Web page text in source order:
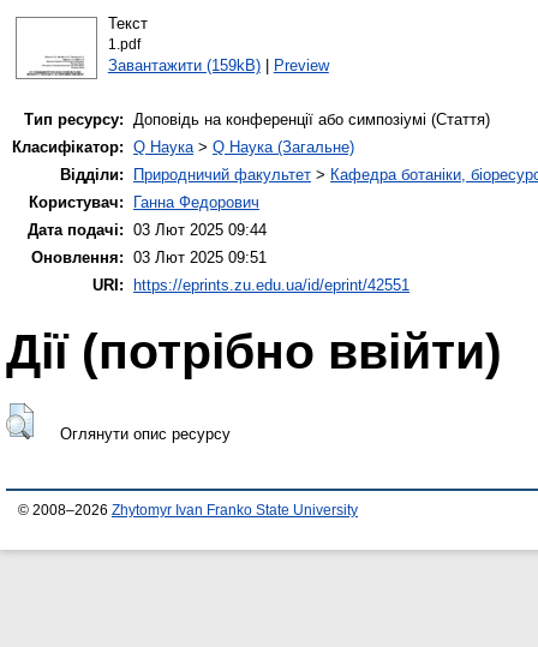
Текст
1.pdf
Завантажити (159kB)| Preview
Тип ресурсу: Доповідь на конференції або симпозіумі (Стаття)
Класифікатор: Q Наука> Q Наука (Загальне)
Відділи:
Природничий факультет > Кафедра ботаніки,
Користувач:
Ганна Федорович
Дата подачі: 03 Лют 2025 09:44
Оновлення: 03 Лют 2025 09:51
URI:
https://eprints.zu.edu.ua/id/eprint/42551
Дії ​​(потрібно ввійти)
Оглянути опис ресурсу
© 2008–2026 Zhytomyr Ivan Franko State University